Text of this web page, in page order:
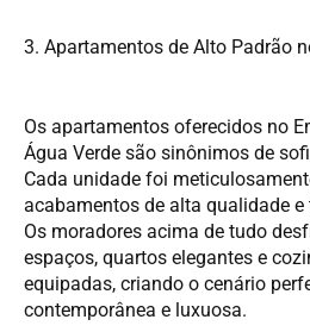
3. Apartamentos de Alto Padrão
Os apartamentos oferecidos no
Água Verde são sinônimos de
Cada unidade foi
acabamentos de alta qualidade
Os moradores acima de tudo
espaços, quartos elegantes e
equipadas, criando o cenário
contemporânea e luxuosa.